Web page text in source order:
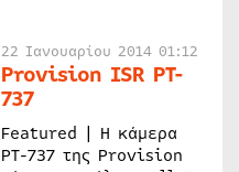
22 Ιανουαρίου 2014 01:12
Provision ISR PT-
737
Featured | Η κάμερα
PT-737 της Provision